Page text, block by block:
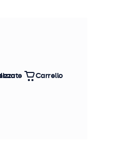
Carrello